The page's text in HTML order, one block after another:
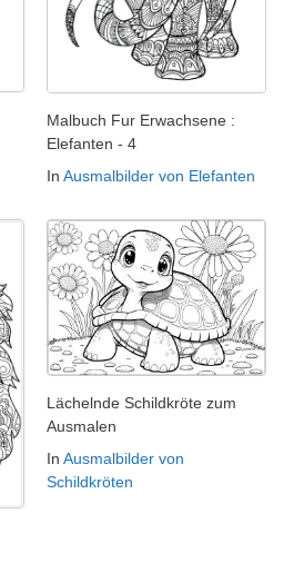
Malbuch Fur Erwachsene :
Elefanten - 4
In Ausmalbilder von Elefanten
Lächelnde Schildkröte zum
Ausmalen
In Ausmalbilder von
Schildkröten